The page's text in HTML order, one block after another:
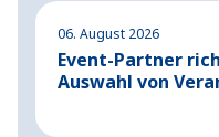
06. August 2026
Event-Partner
Auswahl von